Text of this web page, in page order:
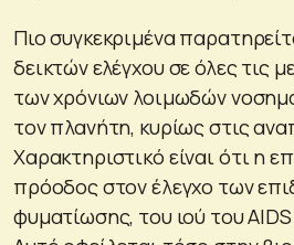
Πιο συγκεκριμένα
δεικτών ελέγχου σε όλες τις
των χρόνιων λοιμωδών
τον πλανήτη, κυρίως στις
Χαρακτηριστικό είναι ότι η
πρόοδος στον έλεγχο των
φυματίωσης, του ιού του AIDS